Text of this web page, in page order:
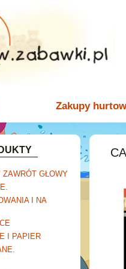
Zakupy
GŁOWY
lalek.
zszywacze.
i segregatory.
I NA
mamy i
I PAPIER
i walizki.
szkolne.